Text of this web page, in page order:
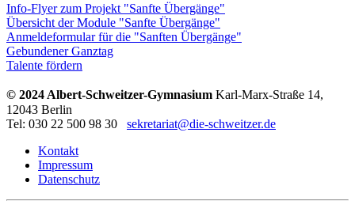
Info-Flyer zum Projekt "Sanfte Übergänge"
Übersicht der Module "Sanfte Übergänge"
Anmeldeformular für die "Sanften Übergänge"
Gebundener Ganztag
Talente fördern
© 2024 Albert-Schweitzer-Gymnasium Karl-Marx-Straße 14,
12043 Berlin
Tel: 030 22 500 98 30 sekretariat@die-schweitzer.de
Kontakt
Impressum
Datenschutz